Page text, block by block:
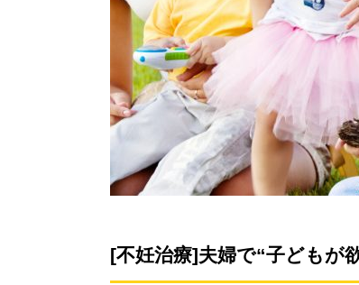
[不妊治療]夫婦で“子どもが